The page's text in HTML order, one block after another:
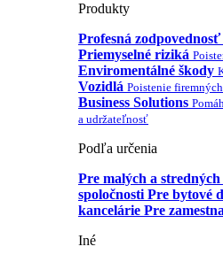
Produkty
Profesná zodpovednosť
Priemyselné riziká
Enviromentálné škody
Vozidlá Poistenie
Business Solutions
a udržateľnosť
Podľa určenia
Pre malých a
spoločnosti Pre bytové
kancelárie Pre
Iné